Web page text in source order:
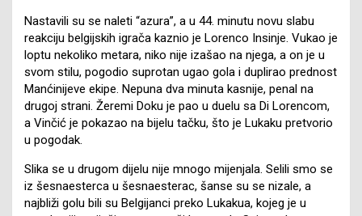
Nastavili su se naleti “azura”, a u 44. minutu novu slabu
reakciju belgijskih igrača kaznio je Lorenco Insinje. Vukao je
loptu nekoliko metara, niko nije izašao na njega, a on je u
svom stilu, pogodio suprotan ugao gola i duplirao prednost
Manćinijeve ekipe. Nepuna dva minuta kasnije, penal na
drugoj strani. Žeremi Doku je pao u duelu sa Di Lorencom,
a Vinčić je pokazao na bijelu tačku, što je Lukaku pretvorio
u pogodak.
Slika se u drugom dijelu nije mnogo mijenjala. Selili smo se
iz šesnaesterca u šesnaesterac, šanse su se nizale, a
najbliži golu bili su Belgijanci preko Lukakua, kojeg je u